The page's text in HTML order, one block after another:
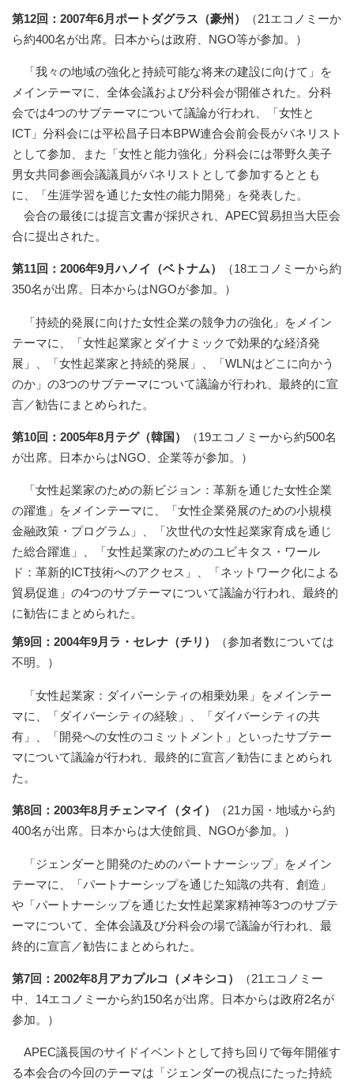
第12回：2007年6月ポートダグラス（豪州）
（21エコノミーか
ら約400名が出席。日本からは政府、NGO等が参加。）
「我々の地域の強化と持続可能な将来の建設に向けて」を
メインテーマに、全体会議および分科会が開催された。分科
会では4つのサブテーマについて議論が行われ、「女性と
ICT」分科会には平松昌子日本BPW連合会前会長がパネリスト
として参加、また「女性と能力強化」分科会には帯野久美子
男女共同参画会議議員がパネリストとして参加するととも
に、「生涯学習を通じた女性の能力開発」を発表した。
会合の最後には提言文書が採択され、APEC貿易担当大臣会
合に提出された。
第11回：2006年9月ハノイ（ベトナム）
（18エコノミーから約
350名が出席。日本からはNGOが参加。）
「持続的発展に向けた女性企業の競争力の強化」をメイン
テーマに、「女性起業家とダイナミックで効果的な経済発
展」、「女性起業家と持続的発展」、「WLNはどこに向かう
のか」の3つのサブテーマについて議論が行われ、最終的に宣
言／勧告にまとめられた。
第10回：2005年8月テグ（韓国）
（19エコノミーから約500名
が出席。日本からはNGO、企業等が参加。）
「女性起業家のための新ビジョン：革新を通じた女性企業
の躍進」をメインテーマに、「女性企業発展のための小規模
金融政策・プログラム」、「次世代の女性起業家育成を通じ
た総合躍進」、「女性起業家のためのユビキタス・ワール
ド：革新的ICT技術へのアクセス」、「ネットワーク化による
貿易促進」の4つのサブテーマについて議論が行われ、最終的
に勧告にまとめられた。
第9回：2004年9月ラ・セレナ（チリ）
（参加者数については
不明。）
「女性起業家：ダイバーシティの相乗効果」をメインテー
マに、「ダイバーシティの経験」、「ダイバーシティの共
有」、「開発への女性のコミットメント」といったサブテー
マについて議論が行われ、最終的に宣言／勧告にまとめられ
た。
第8回：2003年8月チェンマイ（タイ）
（21カ国・地域から約
400名が出席。日本からは大使館員、NGOが参加。）
「ジェンダーと開発のためのパートナーシップ」をメイン
テーマに、「パートナーシップを通じた知識の共有、創造」
や「パートナーシップを通じた女性起業家精神等3つのサブテ
ーマについて、全体会議及び分科会の場で議論が行われ、最
終的に宣言／勧告にまとめられた。
第7回：2002年8月アカプルコ（メキシコ）
（21エコノミー
中、14エコノミーから約150名が出席。日本からは政府2名が
参加。）
APEC議長国のサイドイベントとして持ち回りで毎年開催す
る本会合の今回のテーマは「ジェンダーの視点にたった持続